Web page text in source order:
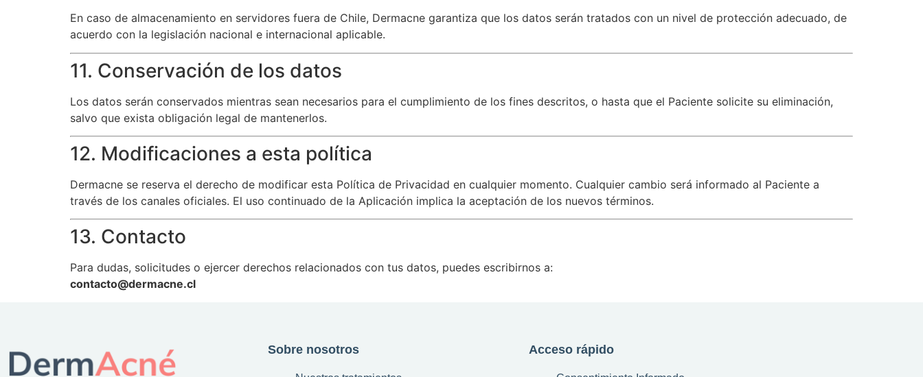
En caso de almacenamiento en servidores fuera de Chile, Dermacne garantiza que los datos serán tratados con un nivel de protección adecuado, de
acuerdo con la legislación nacional e internacional aplicable.
11. Conservación de los datos
Los datos serán conservados mientras sean necesarios para el cumplimiento de los fines descritos, o hasta que el Paciente solicite su eliminación,
salvo que exista obligación legal de mantenerlos.
12. Modificaciones a esta política
Dermacne se reserva el derecho de modificar esta Política de Privacidad en cualquier momento. Cualquier cambio será informado al Paciente a
través de los canales oficiales. El uso continuado de la Aplicación implica la aceptación de los nuevos términos.
13. Contacto
Para dudas, solicitudes o ejercer derechos relacionados con tus datos, puedes escribirnos a:
contacto@dermacne.cl
Sobre nosotros Acceso rápido